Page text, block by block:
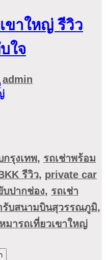
ขาใหญ่ รีวิว
ใจ
admin
รุงเทพ, รถเช่าพร้อม
รีวิว, private car
ปากช่อง, รถเช่า
รับสนามบินสุวรรณภูมิ,
มารถเที่ยวเขาใหญ่